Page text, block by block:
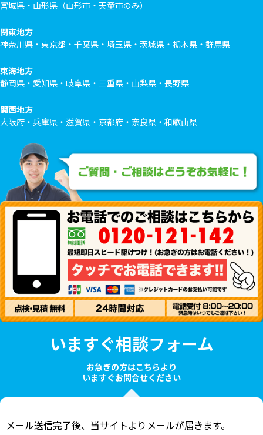
宮城県・山形県（山形市・天童市のみ）
関東地方
神奈川県・東京都・千葉県・埼玉県・茨城県・栃木県・群馬県
東海地方
静岡県・愛知県・岐阜県・三重県・山梨県・長野県
関西地方
大阪府・兵庫県・滋賀県・京都府・奈良県・和歌山県
いますぐ相談フォーム
お急ぎの方はこちらより
いますぐお問合せください
メール送信完了後、当サイトよりメールが届きます。